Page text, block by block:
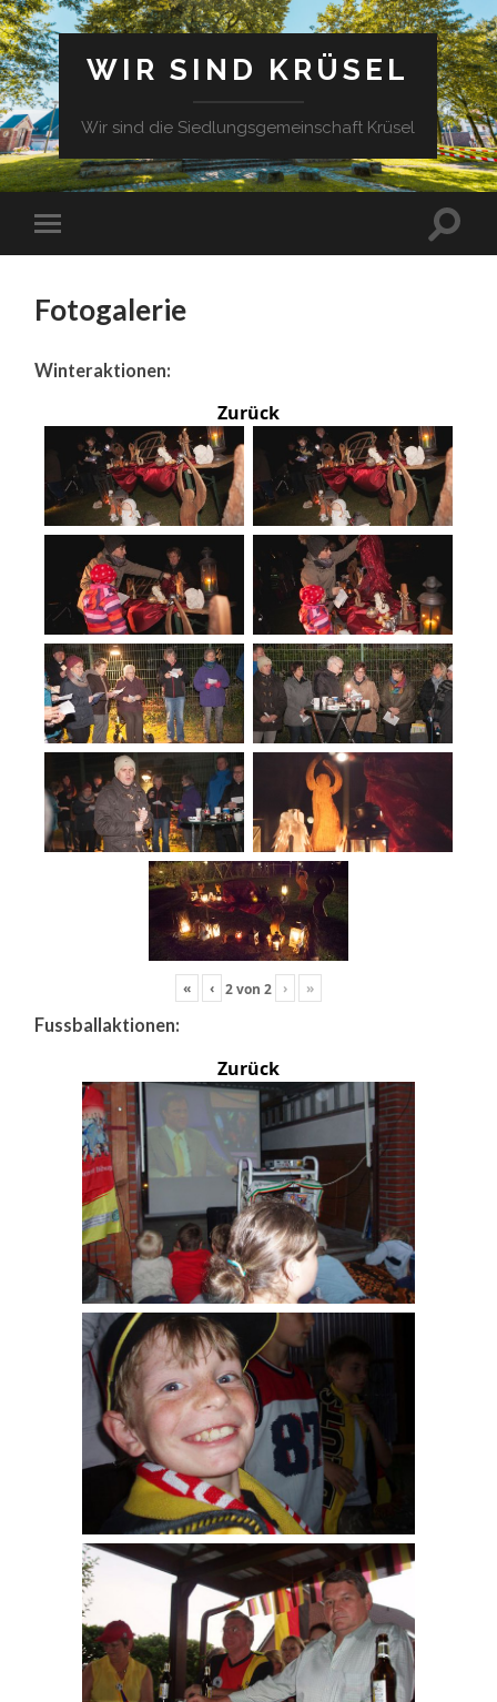
WIR SIND KRÜSEL
Wir sind die Siedlungsgemeinschaft Krüsel
Fotogalerie
Winteraktionen:
Zurück
« ‹ 2von 2 › »
Fussballaktionen:
Zurück